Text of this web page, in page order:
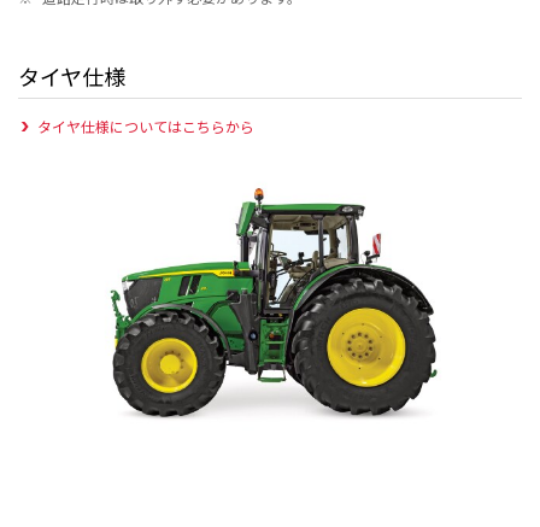
タイヤ仕様
タイヤ仕様についてはこちらから